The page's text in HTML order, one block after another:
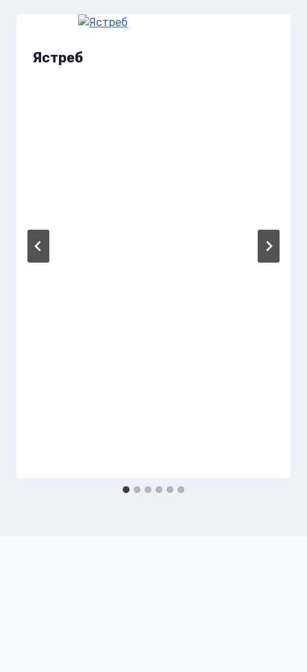
Ястреб